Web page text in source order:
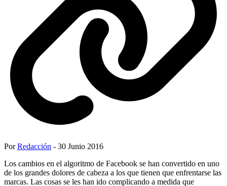
PorRedacción - 30 Junio 2016
Los cambios en el algoritmo de Facebook se han convertido en uno
de los grandes dolores de cabeza a los que tienen que enfrentarse las
marcas. Las cosas se les han ido complicando a medida que